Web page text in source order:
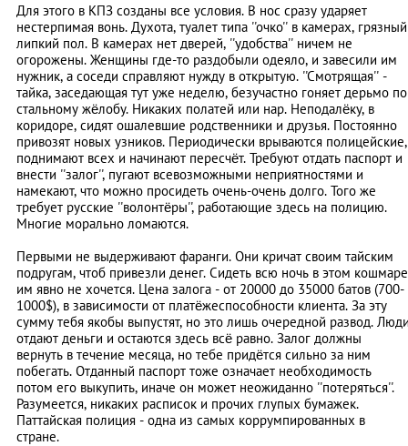
Для этого в КПЗ созданы все условия. В нос сразу ударяет
нестерпимая вонь. Духота, туалет типа ''очко'' в камерах, грязный
липкий пол. В камерах нет дверей, ''удобства'' ничем не
огорожены. Женщины где-то раздобыли одеяло, и завесили им
нужник, а соседи справляют нужду в открытую. ''Смотрящая'' -
тайка, заседающая тут уже неделю, безучастно гоняет дерьмо по
стальному жёлобу. Никаких полатей или нар. Неподалёку, в
коридоре, сидят ошалевшие родственники и друзья. Постоянно
привозят новых узников. Периодически врываются полицейские,
поднимают всех и начинают пересчёт. Требуют отдать паспорт и
внести ''залог'', пугают всевозможными неприятностями и
намекают, что можно просидеть очень-очень долго. Того же
требует русские ''волонтёры'', работающие здесь на полицию.
Многие морально ломаются.
Первыми не выдерживают фаранги. Они кричат своим тайским
подругам, чтоб привезли денег. Сидеть всю ночь в этом кошмаре
им явно не хочется. Цена залога - от 20000 до 35000 батов (700-
1000$), в зависимости от платёжеспособности клиента. За эту
сумму тебя якобы выпустят, но это лишь очередной развод.
отдают деньги и остаются здесь всё равно. Залог должны
вернуть в течение месяца, но тебе придётся сильно за ним
побегать. Отданный паспорт тоже означает необходимость
потом его выкупить, иначе он может неожиданно ''потеряться''.
Разумеется, никаких расписок и прочих глупых бумажек.
Паттайская полиция - одна из самых коррумпированных в
стране.